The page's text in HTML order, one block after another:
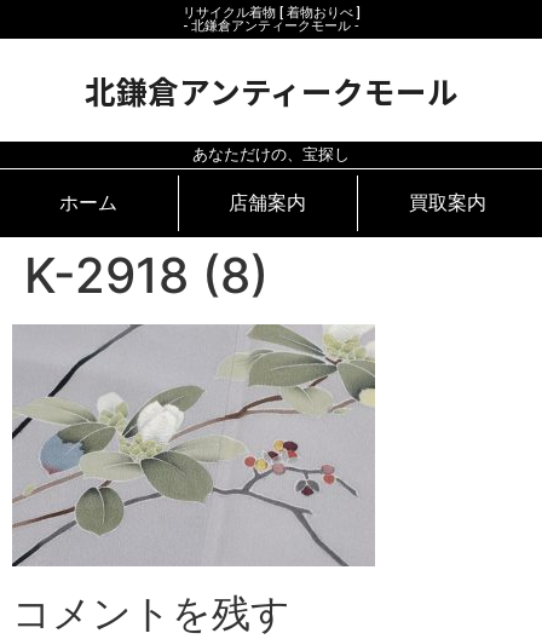
リサイクル着物 [ 着物おりべ ]
- 北鎌倉アンティークモール ‐
北鎌倉アンティークモール
あなただけの、宝探し
ホーム 店舗案内 買取案内
K-2918 (8)
コメントを残す